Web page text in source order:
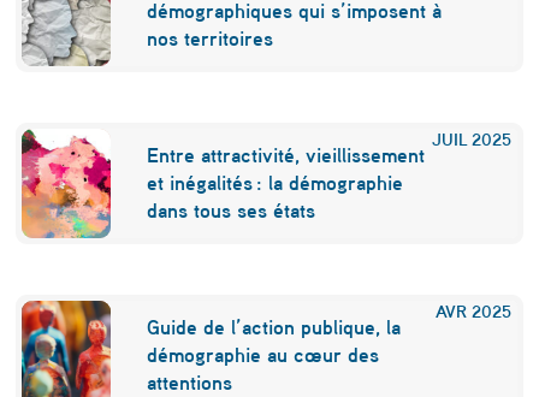
démographiques qui s’imposent à
nos territoires
JUIL 2025
Entre attractivité, vieillissement
et inégalités : la démographie
dans tous ses états
AVR 2025
Guide de l’action publique, la
démographie au cœur des
attentions